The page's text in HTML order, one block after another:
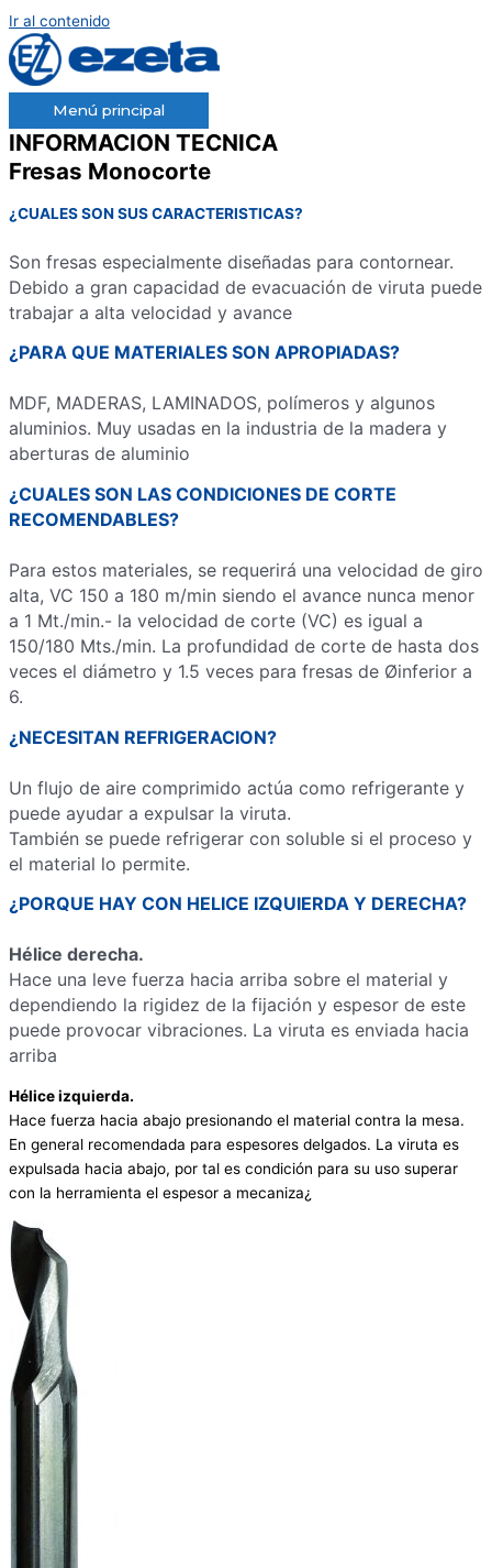
Ir al contenido
Menú principal
INFORMACION TECNICA
Fresas Monocorte
¿CUALESSON SUS CARACTERISTICAS?
Son fresas especialmente diseñadas para contornear.
Debido a gran capacidad de evacuación de viruta puede
trabajar a alta velocidad y avance
¿PARA QUE MATERIALES SON APROPIADAS?
MDF, MADERAS, LAMINADOS, polímeros y algunos
aluminios. Muy usadas en la industria de la madera y
aberturas de aluminio
¿CUALES SON LAS CONDICIONES DE CORTE
RECOMENDABLES?
Para estos materiales, se requerirá una velocidad de giro
alta, VC 150 a 180 m/min siendo el avance nunca menor
a 1 Mt./min.- la velocidad de corte (VC) es igual a
150/180 Mts./min. La profundidad de corte de hasta dos
veces el diámetro y 1.5 veces para fresas de Øinferior a
6.
¿NECESITAN REFRIGERACION?
Un flujo de aire comprimido actúa como refrigerante y
puede ayudar a expulsar la viruta.
También se puede refrigerar con soluble si el proceso y
el material lo permite.
¿PORQUE HAY CON HELICE IZQUIERDA Y DERECHA?
Hélice derecha.
Hace una leve fuerza hacia arriba sobre el material y
dependiendo la rigidez de la fijación y espesor de este
puede provocar vibraciones. La viruta es enviada hacia
arriba
Hélice izquierda.
Hace fuerza hacia abajo presionando el material contra la mesa.
En general recomendada para espesores delgados. La viruta es
expulsada hacia abajo, por tal es condición para su uso superar
con la herramienta el espesor a mecaniza¿